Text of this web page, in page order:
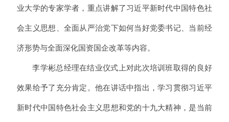
业大学的专家学者，重点讲解了习近平新时代中国特色社
会主义思想、全面从严治党下如何当好党委书记、当前经
济形势与全面深化国资国企改革等内容。
李学彬总经理在结业仪式上对此次培训班取得的良好
效果给予了充分肯定。他在讲话中指出，学习贯彻习近平
新时代中国特色社会主义思想和党的十九大精神，是当前